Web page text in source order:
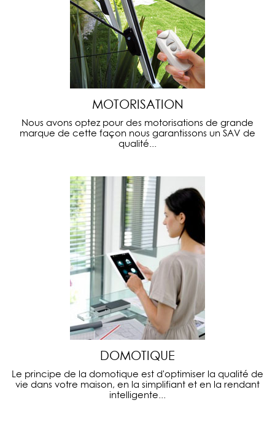
MOTORISATION
Nous avons optez pour des motorisations de grande
marque de cette façon nous garantissons un SAV de
qualité...
DOMOTIQUE
Le principe de la domotique est d'optimiser la qualité de
vie dans votre maison, en la simplifiant et en la rendant
intelligente...